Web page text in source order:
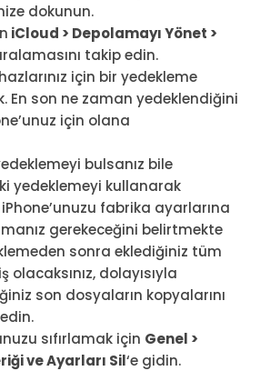
dokunun.
iCloud > Depolamayı Yönet >
takip edin.
için bir yedekleme
En son ne zaman yedeklendiğini
için olana
bulsanız bile
yedeklemeyi kullanarak
fabrika ayarlarına
gerekeceğini belirtmekte
sonra eklediğiniz tüm
dolayısıyla
son dosyaların kopyalarını
sıfırlamak için Genel >
ve Ayarları Sil‘e gidin.